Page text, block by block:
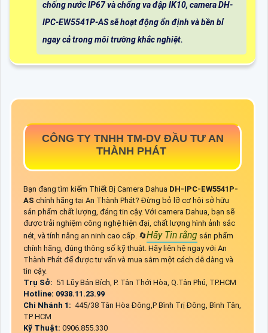
chống nước IP67 và chống va đập IK10, camera DH-
IPC-EW5541P-AS sẽ hoạt động ổn định và bền bỉ
ngay cả trong môi trường khắc nghiệt.
CÔNG TY TNHH TM-DV ĐẦU TƯ AN
THÀNH PHÁT
Bạn đang tìm kiếm Thiết Bị Camera Dahua DH-IPC-EW5541P-
AS chính hãng tại An Thành Phát? Đừng bỏ lỡ cơ hội sở hữu
sản phẩm chất lượng, đáng tin cậy. Với camera Dahua, bạn sẽ
được trải nghiệm công nghệ hiện đại, chất lượng hình ảnh sắc
nét, và tính năng an ninh cao cấp. 🔄Hãy Tin rằng sản phẩm
chính hãng, đúng thông số kỹ thuật. Hãy liên hệ ngay với An
Thành Phát để được tư vấn và mua sắm một cách dễ dàng và
tin cậy.
Trụ Sở: 51 Lũy Bán Bích, P. Tân Thới Hòa, Q.Tân Phú, TP.HCM
Hotline: 0938.11.23.99
Chi Nhánh 1: 445/38 Tân Hòa Đông,P Bình Trị Đông, Bình Tân,
TP HCM
Kỹ Thuật: 0906.855.330